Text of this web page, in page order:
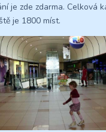
je zde zdarma. Celková
je 1800 míst.